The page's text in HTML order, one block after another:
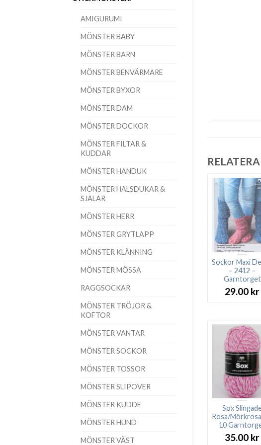
AMIGURUMI
MÖNSTER BABY
MÖNSTER BARN
MÖNSTER BENVÄRMARE
MÖNSTER BYXOR
MÖNSTER DAM
MÖNSTER DOCKOR
MÖNSTER FILTAR &
KUDDAR
MÖNSTER HANDUK
MÖNSTER HALSDUKAR &
SJALAR
MÖNSTER HERR
MÖNSTER GRYTLAPP
MÖNSTER KLÄNNING
MÖNSTER MÖSSA
RAGGSOCKAR
MÖNSTER TRÖJOR &
KOFTOR
MÖNSTER VANTAR
MÖNSTER SOCKOR
MÖNSTER TOSSOR
MÖNSTER SLIPOVER
MÖNSTER KUDDE
MÖNSTER HUND
MÖNSTER VÄST
Sockor Maxi
– 2412 –
Garntorget
29.00 kr
Sox
Rosa/
10
35.00 kr